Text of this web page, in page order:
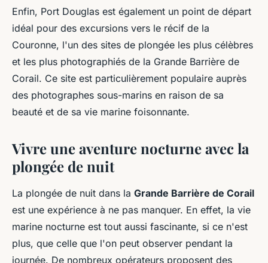
Enfin, Port Douglas est également un point de départ
idéal pour des excursions vers le récif de la
Couronne, l'un des sites de plongée les plus célèbres
et les plus photographiés de la Grande Barrière de
Corail. Ce site est particulièrement populaire auprès
des photographes sous-marins en raison de sa
beauté et de sa vie marine foisonnante.
Vivre une aventure nocturne avec la
plongée de nuit
La plongée de nuit dans la Grande Barrière de Corail
est une expérience à ne pas manquer. En effet, la vie
marine nocturne est tout aussi fascinante, si ce n'est
plus, que celle que l'on peut observer pendant la
journée. De nombreux opérateurs proposent des